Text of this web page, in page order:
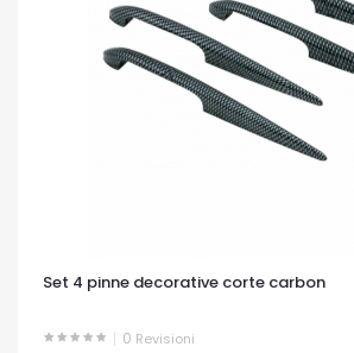
Set 4 pinne decorative corte carbon
0 Revisioni